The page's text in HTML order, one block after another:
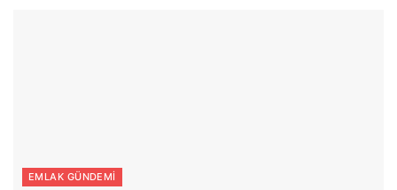
EMLAK GÜNDEMI